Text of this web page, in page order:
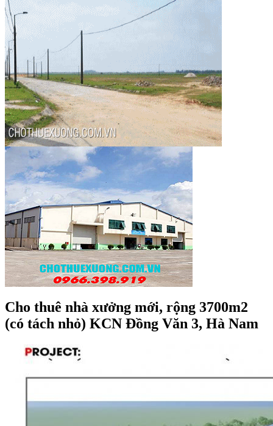
Cho thuê nhà xưởng mới, rộng 3700m2
(có tách nhỏ) KCN Đồng Văn 3, Hà Nam